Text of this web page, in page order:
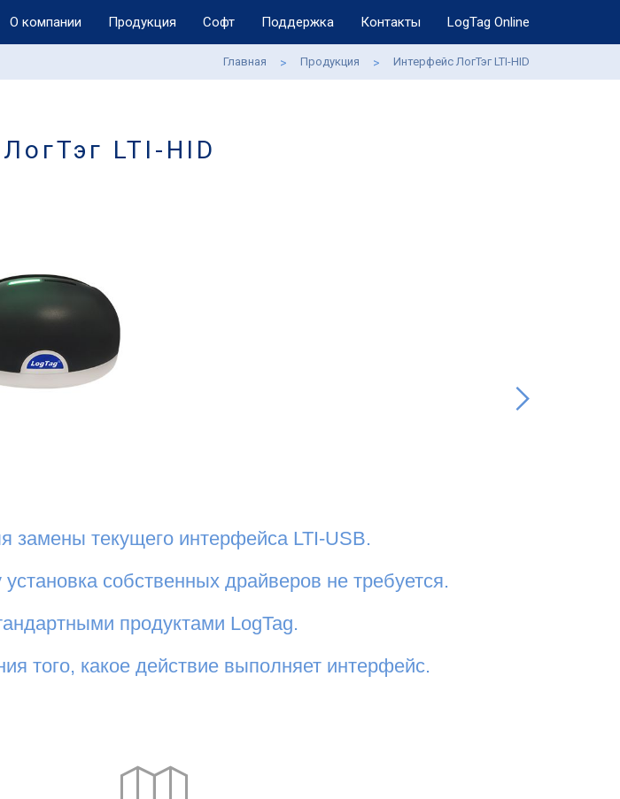
О компании Продукция Софт Поддержка Контакты LogTag Online
Главная > Продукция > Интерфейс ЛогТэг LTI-HID
LTI-HID
замены текущего интерфейса LTI-USB.
собственных драйверов не требуется.
продуктами LogTag.
того, какое действие выполняет интерфейс.